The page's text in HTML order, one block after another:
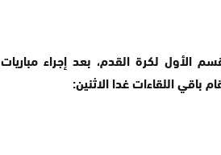
الأول لكرة القدم، بعد إجراء مباريات